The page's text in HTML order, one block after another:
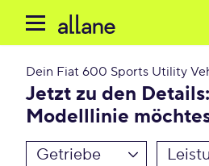
Dein Fiat 600 Sports Utility
Jetzt zu den
Modelllinie
Getriebe